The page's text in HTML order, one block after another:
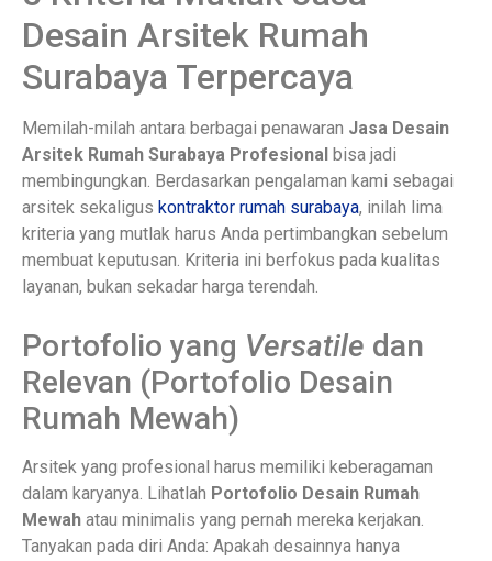
Desain Arsitek Rumah
Surabaya Terpercaya
Memilah-milah antara berbagai penawaran Jasa Desain
Arsitek Rumah Surabaya Profesional bisa jadi
membingungkan. Berdasarkan pengalaman kami sebagai
arsitek sekaligus kontraktor rumah surabaya, inilah lima
kriteria yang mutlak harus Anda pertimbangkan sebelum
membuat keputusan. Kriteria ini berfokus pada kualitas
layanan, bukan sekadar harga terendah.
Portofolio yang Versatile dan
Relevan (Portofolio Desain
Rumah Mewah)
Arsitek yang profesional harus memiliki keberagaman
dalam karyanya. Lihatlah Portofolio Desain Rumah
Mewah atau minimalis yang pernah mereka kerjakan.
Tanyakan pada diri Anda: Apakah desainnya hanya